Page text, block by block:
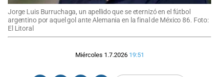
Jorge Luis Burruchaga, un apellido que se eternizó en el fútbol
argentino por aquel gol ante Alemania en la final de México 86. Foto:
El Litoral
Miércoles 1.7.2026 19:51